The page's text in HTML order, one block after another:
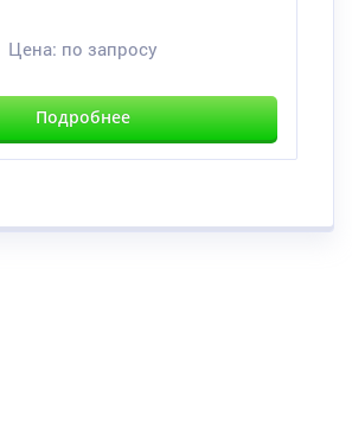
Цена: по запросу
Подробнее